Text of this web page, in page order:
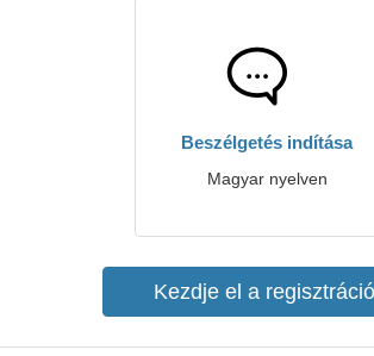
Beszélgetés indítása
Magyar nyelven
Kezdje el a